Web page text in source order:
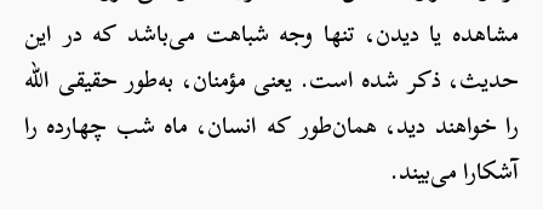
مشاهده یا دیدن، تنها وجه شباهت می‌باشد که در این
حدیث، ذکر شده است. یعنی مؤمنان، به‌طور حقیقی الله
را خواهند دید، همان‌طور که انسان، ماه شب چهارده را
آشکارا می‌بیند.